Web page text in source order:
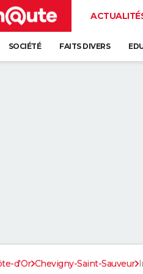
SOCIÉTÉ FAITS DIVERS
d'Or Chevigny-Saint-Sauveur